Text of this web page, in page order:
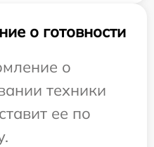
о готовности
о
техники
ее по